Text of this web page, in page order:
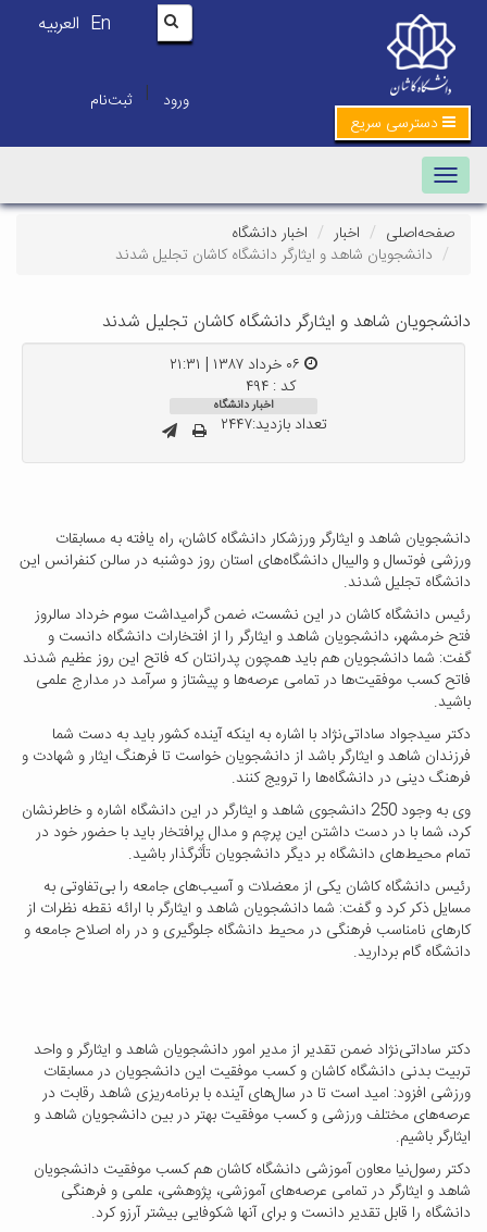
En العربیه
ورود | ثبت‌نام
دسترسی سریع
Toggle navigation
صفحه‌اصلی اخبار
اخبار دانشگاه
دانشجویان شاهد و ایثارگر دانشگاه کاشان تجلیل شدند
دانشجویان شاهد و ایثارگر دانشگاه کاشان تجلیل شدند
کد : ۴۹۴
اخبار دانشگاه
تعداد بازدید:۲۴۴۷
دانشجویان شاهد و ایثارگر ورزشکار دانشگاه کاشان، راه یافته به مسابقات
ورزشی فوتسال و والیبال دانشگاه‌های استان روز دوشنبه در سالن کنفرانس این
دانشگاه تجلیل شدند.
رئیس دانشگاه کاشان در این نشست، ضمن گرامیداشت سوم خرداد سالروز
فتح خرمشهر، دانشجویان شاهد و ایثارگر را از افتخارات دانشگاه دانست و
گفت: شما دانشجویان هم باید همچون پدرانتان که فاتح این روز عظیم شدند
فاتح کسب موفقیت‌ها در تمامی عرصه‌ها و پیشتاز و سرآمد در مدارج علمی
باشید.
دکتر سیدجواد ساداتی‌نژاد با اشاره به اینکه آینده کشور باید به دست شما
فرزندان شاهد و ایثارگر باشد از دانشجویان خواست تا فرهنگ ایثار و شهادت و
فرهنگ دینی در دانشگاه‌ها را ترویج کنند.
وی به وجود 250 دانشجوی شاهد و ایثارگر در این دانشگاه اشاره و خاطرنشان
کرد، شما با در دست داشتن این پرچم و مدال پرافتخار باید با حضور خود در
تمام محیط‌های دانشگاه بر دیگر دانشجویان تأثرگذار باشید.
رئیس دانشگاه کاشان یکی از معضلات و آسیب‌های جامعه را بی‌تفاوتی به
مسایل ذکر کرد و گفت: شما دانشجویان شاهد و ایثارگر با ارائه نقطه نظرات از
کارهای نامناسب فرهنگی در محیط دانشگاه جلوگیری و در راه اصلاح جامعه و
دانشگاه گام بردارید.
دکتر ساداتی‌نژاد ضمن تقدیر از مدیر امور دانشجویان شاهد و ایثارگر و واحد
تربیت بدنی دانشگاه کاشان و کسب موفقیت این دانشجویان در مسابقات
ورزشی افزود: امید است تا در سال‌های آینده با برنامه‌ریزی شاهد رقابت‌ در
عرصه‌های مختلف ورزشی و کسب موفقیت بهتر در بین دانشجویان شاهد و
ایثارگر باشیم.
دکتر رسول‌نیا معاون آموزشی دانشگاه کاشان هم کسب موفقیت دانشجویان
شاهد و ایثارگر در تمامی عرصه‌های آموزشی، پژوهشی، علمی و فرهنگی
دانشگاه را قابل تقدیر دانست و برای آنها شکوفایی بیشتر آرزو کرد.